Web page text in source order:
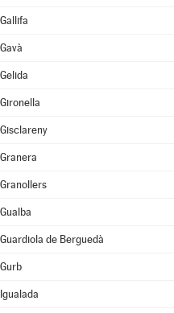
Gallifa
Gavà
Gelida
Gironella
Gisclareny
Granera
Granollers
Gualba
Guardiola de Berguedà
Gurb
Igualada